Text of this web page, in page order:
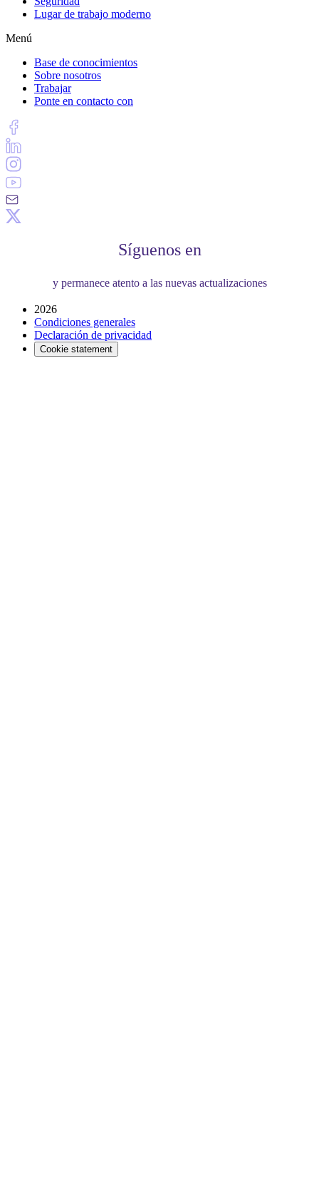
Lugar de trabajo moderno
Menú
Base de conocimientos
Sobre nosotros
Trabajar
Ponte en contacto con
Síguenos en
y permanece atento a las nuevas actualizaciones
2026
Condiciones generales
Declaración de privacidad
Cookie statement